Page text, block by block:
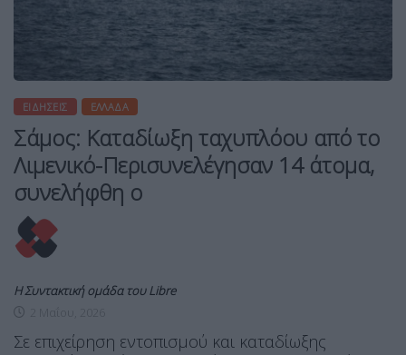
ΕΙΔΉΣΕΙΣ ΕΛΛΆΔΑ
Σάμος: Καταδίωξη ταχυπλόου από το
Λιμενικό-Περισυνελέγησαν 14 άτομα,
συνελήφθη ο
Η Συντακτική ομάδα του Libre
Σε επιχείρηση εντοπισμού και καταδίωξης